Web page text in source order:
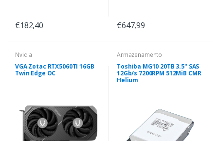
€182,40 €647,99
Nvidia
VGA Zotac RTX5060TI 16GB
Twin Edge OC
Armazenamento
Toshiba MG10 20TB 3.5" SAS
12Gb/s 7200RPM 512MiB CMR
Helium